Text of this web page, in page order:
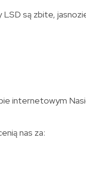
są zbite,
internetowym
nas za: